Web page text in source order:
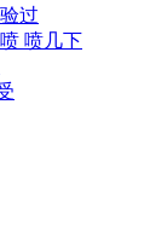
过
喷几下